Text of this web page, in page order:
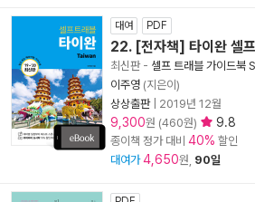
대여 PDF
22. [전자책] 타이완 셀
최신판- 셀프 트래블 가이드
이주영 (지은이)
상상출판| 2019년 12월
9,300원 (460원) 9.8
종이책 정가 대비 40% 할인
대여가 4,650원, 90일